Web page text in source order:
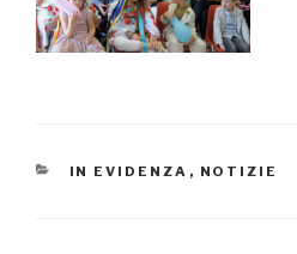
CATEGORIE
IN EVIDENZA , NOTIZIE